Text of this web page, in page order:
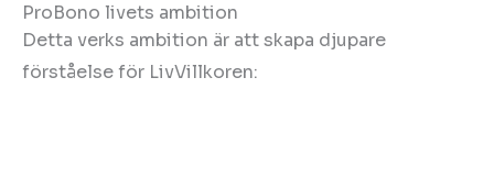
ProBono livets ambition
Detta verks ambition är att skapa djupare
förståelse för LivVillkoren: